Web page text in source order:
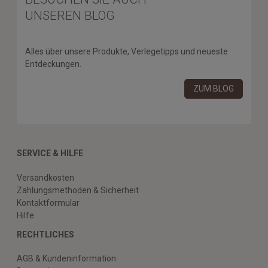
UNSEREN BLOG
Alles über unsere Produkte, Verlegetipps und neueste
Entdeckungen.
ZUM BLOG
SERVICE & HILFE
Versandkosten
Zahlungsmethoden & Sicherheit
Kontaktformular
Hilfe
RECHTLICHES
AGB & Kundeninformation